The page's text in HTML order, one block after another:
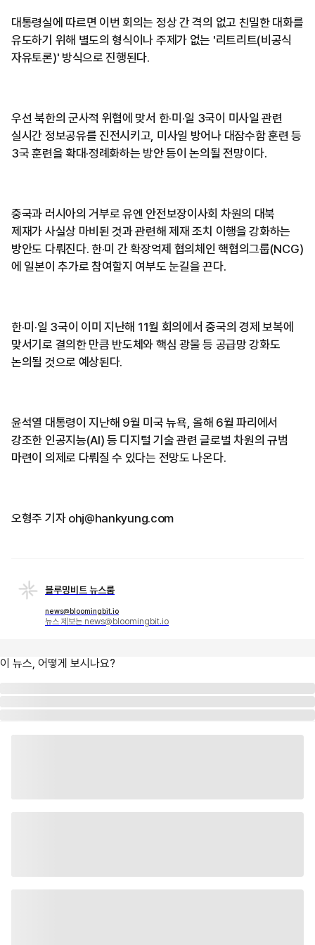
대통령실에 따르면 이번 회의는 정상 간 격의 없고 친밀한 대화를
유도하기 위해 별도의 형식이나 주제가 없는 '리트리트(비공식
자유토론)' 방식으로 진행된다.
우선 북한의 군사적 위협에 맞서 한·미·일 3국이 미사일 관련
실시간 정보공유를 진전시키고, 미사일 방어나 대잠수함 훈련 등
3국 훈련을 확대·정례화하는 방안 등이 논의될 전망이다.
중국과 러시아의 거부로 유엔 안전보장이사회 차원의 대북
제재가 사실상 마비된 것과 관련해 제재 조치 이행을 강화하는
방안도 다뤄진다. 한·미 간 확장억제 협의체인 핵협의그룹(NCG)
에 일본이 추가로 참여할지 여부도 눈길을 끈다.
한·미·일 3국이 이미 지난해 11월 회의에서 중국의 경제 보복에
맞서기로 결의한 만큼 반도체와 핵심 광물 등 공급망 강화도
논의될 것으로 예상된다.
윤석열 대통령이 지난해 9월 미국 뉴욕, 올해 6월 파리에서
강조한 인공지능(AI) 등 디지털 기술 관련 글로벌 차원의 규범
마련이 의제로 다뤄질 수 있다는 전망도 나온다.
오형주 기자 ohj@hankyung.com
블루밍비트 뉴스룸
news@bloomingbit.io
뉴스 제보는 news@bloomingbit.io
이 뉴스, 어떻게 보시나요?